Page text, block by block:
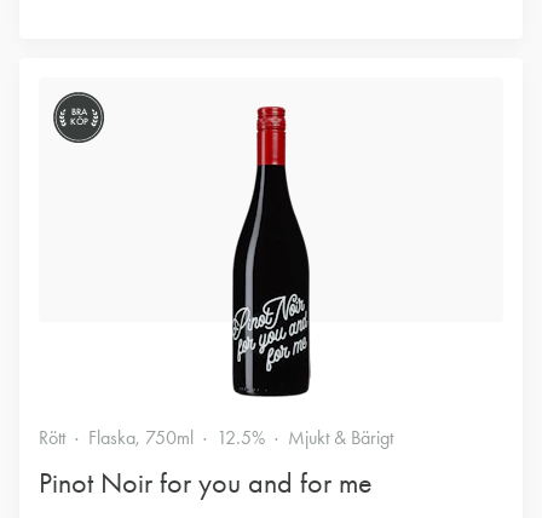
BRA
KÖP
Rött Flaska, 750ml 12.5% Mjukt & Bärigt
Pinot Noir for you and for me